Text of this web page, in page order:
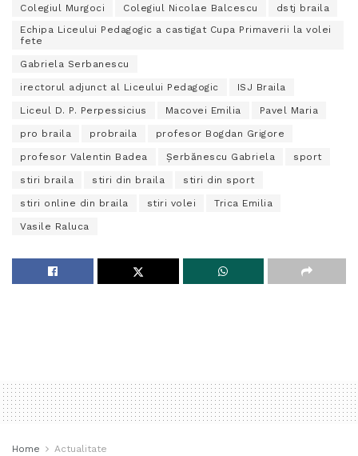
Colegiul Murgoci Colegiul Nicolae Balcescu
dstj braila
Echipa Liceului Pedagogic a castigat Cupa Primaverii la volei
fete
Gabriela Serbanescu
irectorul adjunct al Liceului Pedagogic ISJ Braila
Liceul D. P. Perpessicius Macovei Emilia Pavel Maria
pro braila probraila profesor Bogdan Grigore
profesor Valentin Badea Șerbănescu Gabriela sport
stiri braila stiri din braila stiri din sport
stiri online din braila stiri volei Trica Emilia
Vasile Raluca
Home Actualitate